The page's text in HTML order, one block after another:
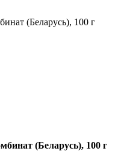
(Беларусь), 100 г
(Беларусь), 100 г